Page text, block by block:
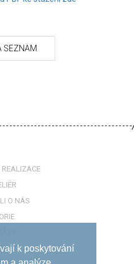
k poskytování
REALIZACE
O NÁS